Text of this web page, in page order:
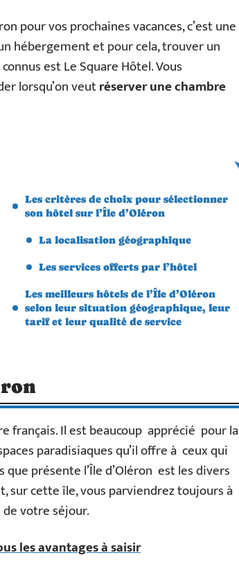
pour vos prochaines vacances, c’est une
hébergement et pour cela, trouver un
est Le Square Hôtel. Vous
lorsqu’on veutréserver une chambre
Les critères de choix pour sélectionner
son hôtel sur l’Île d’Oléron
La localisation géographique
Les services offerts par l’hôtel
Les meilleurs hôtels de l’Île d’Oléron
selon leur situation géographique, leur
tarif et leur qualité de service
français. Il est beaucoup apprécié pour la
paradisiaques qu’il offre à ceux qui
présente l’Île d’Oléron est les divers
sur cette île, vous parviendrez toujours à
votre séjour.
les avantages à saisir